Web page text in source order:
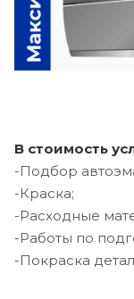
В стоимость
-Подбор
-Краска;
-Расходные
-Работы по
-Покраска